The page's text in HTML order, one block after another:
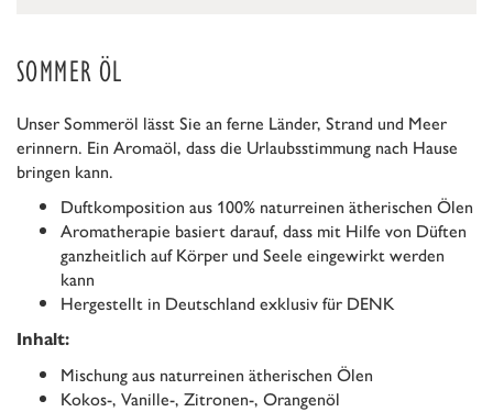
SOMMER ÖL
Unser Sommeröl lässt Sie an ferne Länder, Strand und Meer
erinnern. Ein Aromaöl, dass die Urlaubsstimmung nach Hause
bringen kann.
Duftkomposition aus 100% naturreinen ätherischen Ölen
Aromatherapie basiert darauf, dass mit Hilfe von Düften
ganzheitlich auf Körper und Seele eingewirkt werden
kann
Hergestellt in Deutschland exklusiv für DENK
Inhalt:
Mischung aus naturreinen ätherischen Ölen
Kokos-, Vanille-, Zitronen-, Orangenöl